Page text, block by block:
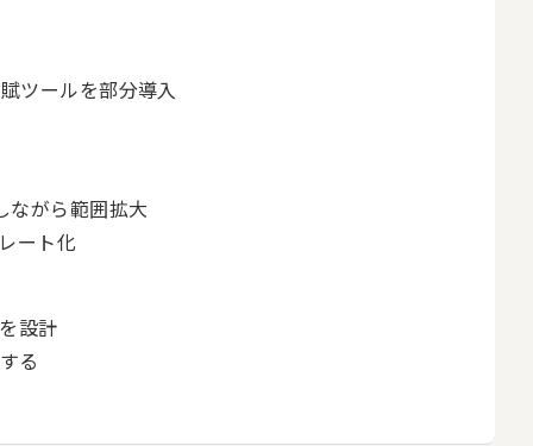
ツールを部分導入
ながら範囲拡大
ート化
設計
る